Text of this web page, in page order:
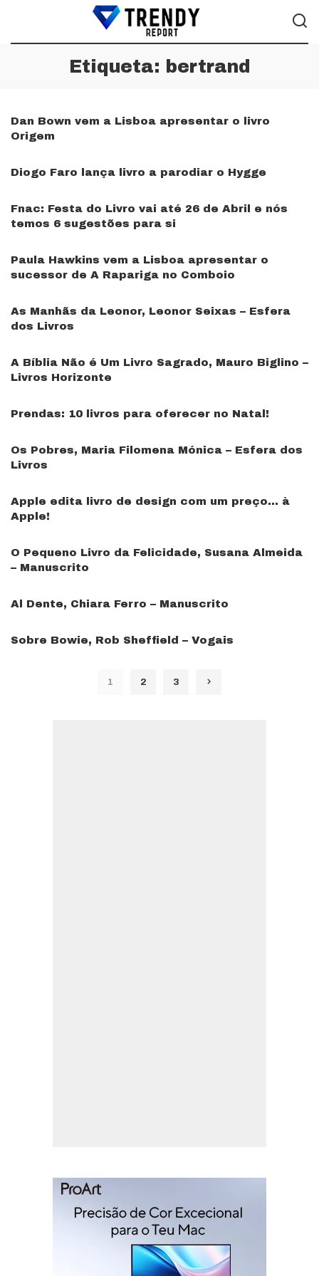
Etiqueta: bertrand
Dan Bown vem a Lisboa apresentar o livro
Origem
Diogo Faro lança livro a parodiar o Hygge
Fnac: Festa do Livro vai até 26 de Abril e nós
temos 6 sugestões para si
Paula Hawkins vem a Lisboa apresentar o
sucessor de A Rapariga no Comboio
As Manhãs da Leonor, Leonor Seixas – Esfera
dos Livros
A Bíblia Não é Um Livro Sagrado, Mauro Biglino –
Livros Horizonte
Prendas: 10 livros para oferecer no Natal!
Os Pobres, Maria Filomena Mónica – Esfera dos
Livros
Apple edita livro de design com um preço… à
Apple!
O Pequeno Livro da Felicidade, Susana Almeida
– Manuscrito
Al Dente, Chiara Ferro – Manuscrito
Sobre Bowie, Rob Sheffield – Vogais
1 2 3